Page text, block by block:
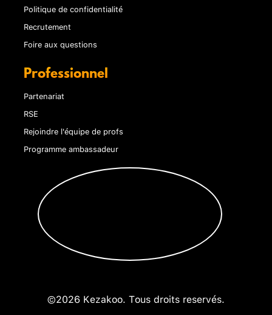
Politique de confidentialité
Recrutement
Foire aux questions
Professionnel
Partenariat
RSE
Rejoindre l'équipe de profs
Programme ambassadeur
©2026 Kezakoo. Tous droits reservés.